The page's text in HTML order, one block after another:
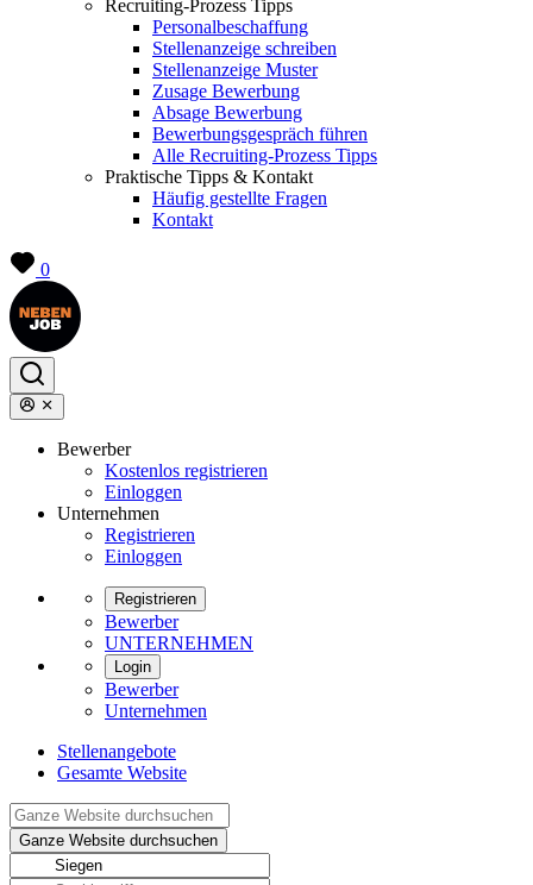
Recruiting-Prozess Tipps
Personalbeschaffung
Stellenanzeige schreiben
Stellenanzeige Muster
Zusage Bewerbung
Absage Bewerbung
Bewerbungsgespräch führen
Alle Recruiting-Prozess Tipps
Praktische Tipps & Kontakt
Häufig gestellte Fragen
Kontakt
0
Bewerber
Kostenlos registrieren
Einloggen
Unternehmen
Registrieren
Einloggen
Registrieren
Bewerber
UNTERNEHMEN
Login
Bewerber
Unternehmen
Stellenangebote
Gesamte Website